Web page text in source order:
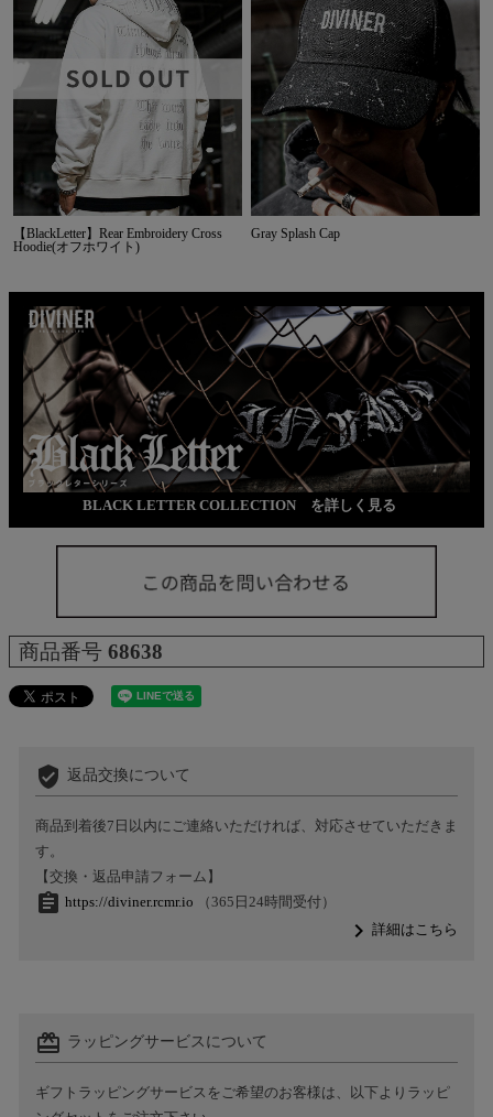
【BlackLetter】Rear Embroidery Cross
Hoodie(オフホワイト)
Gray Splash Cap
BLACK LETTER COLLECTION を詳しく見る
商品番号 68638
verified_user 返品交換について
商品到着後7日以内にご連絡いただければ、対応させていただきま
す。
【交換・返品申請フォーム】
assignment https://diviner.rcmr.io （365日24時間受付）
navigate_next詳細はこちら
card_giftcard ラッピングサービスについて
ギフトラッピングサービスをご希望のお客様は、以下よりラッピ